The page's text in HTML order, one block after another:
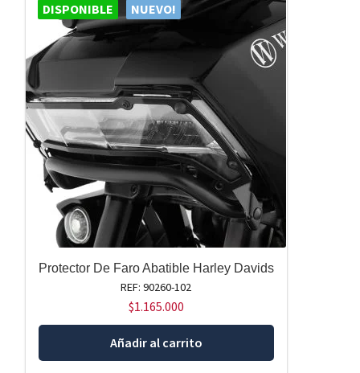
DISPONIBLE NUEVO!
Protector De Faro Abatible Harley Davids
REF: 90260-102
$1.165.000
Añadir al carrito